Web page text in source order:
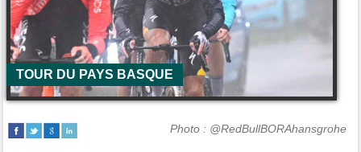
TOUR DU PAYS BASQUE
Photo : @RedBullBORAhansgrohe